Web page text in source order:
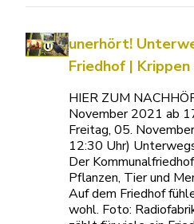
unerhört!
Friedhof | Krippen
HIER ZUM
November 2021 ab
Freitag, 05.
12:30 Uhr)
Der
Pflanzen, Tier und
Auf dem Friedhof
wohl. Foto: